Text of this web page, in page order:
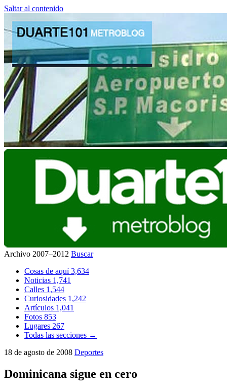
Saltar al contenido
Archivo 2007–2012 Buscar
Cosas de aquí3,634
Noticias 1,741
Calles 1,544
Curiosidades 1,242
Artículos 1,041
Fotos 853
Lugares 267
Todas las secciones →
18 de agosto de 2008 Deportes
Dominicana sigue en cero